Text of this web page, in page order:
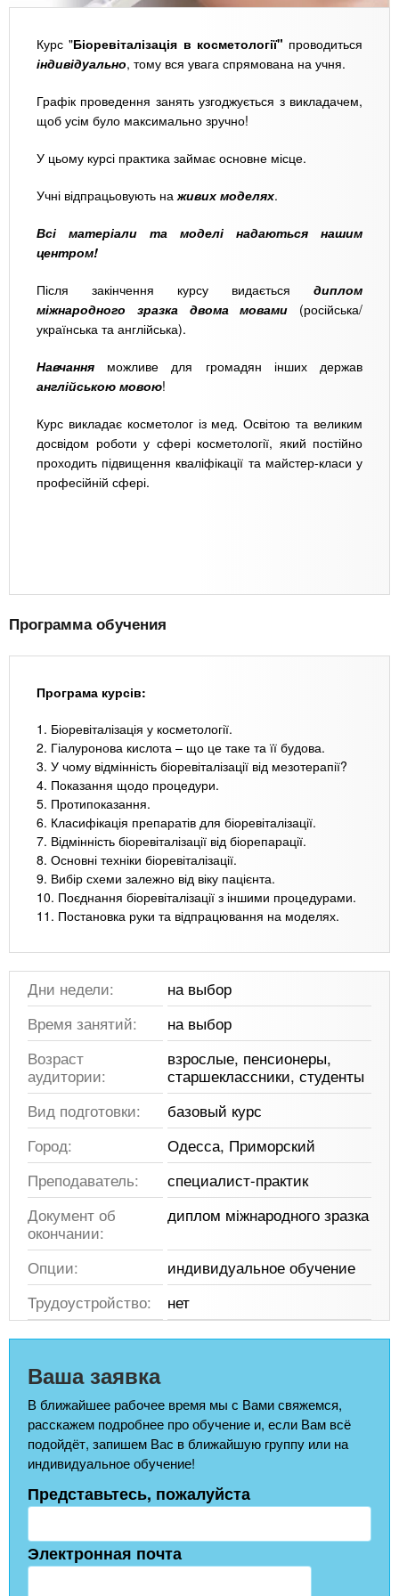
Курс "Біоревіталізація в косметології" проводиться
індивідуально, тому вся увага спрямована на учня.
Графік проведення занять узгоджується з викладачем,
щоб усім було максимально зручно!
У цьому курсі практика займає основне місце.
Учні відпрацьовують наживих моделях.
Всі матеріали та моделі надаються нашим
центром!
Після закінчення курсу видається диплом
міжнародного зразка двома мовами (російська/
українська та англійська).
Навчання можливе для громадян інших держав
англійською мовою!
Курс викладає косметолог із мед. Освітою та великим
досвідом роботи у сфері косметології, який постійно
проходить підвищення кваліфікації та майстер-класи у
професійній сфері.
Программа обучения
Програма курсів:
1. Біоревіталізація у косметології.
2. Гіалуронова кислота – що це таке та її будова.
3. У чому відмінність біоревіталізації від мезотерапії?
4. Показання щодо процедури.
5. Протипоказання.
6. Класифікація препаратів для біоревіталізації.
7. Відмінність біоревіталізації від біорепарації.
8. Основні техніки біоревіталізації.
9. Вибір схеми залежно від віку пацієнта.
10. Поєднання біоревіталізації з іншими процедурами.
11. Постановка руки та відпрацювання на моделях.
Дни недели:
на выбор
Время занятий:
на выбор
Возраст
аудитории:
взрослые, пенсионеры,
старшеклассники, студенты
Вид подготовки:
базовый курс
Город:
Одесса, Приморский
Преподаватель:
специалист-практик
Документ об
окончании:
диплом міжнародного зразка
Опции:
индивидуальное обучение
Трудоустройство:
нет
Ваша заявка
В ближайшее рабочее время мы с Вами свяжемся,
расскажем подробнее про обучение и, если Вам всё
подойдёт, запишем Вас в ближайшую группу или на
индивидуальное обучение!
Представьтесь, пожалуйста
Электронная почта